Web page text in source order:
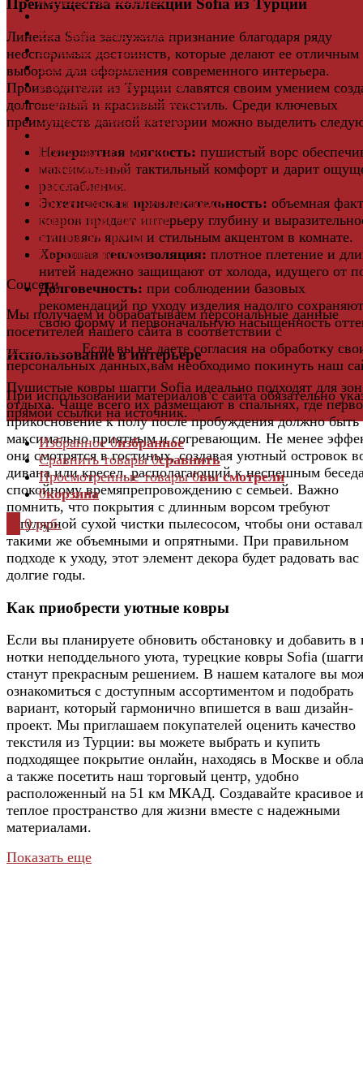
Преимущества коллекции Sofia из Турции
Линейка Sofia заслужила признание благодаря ряду
неоспоримых достоинств, которые делают ее отличным
выбором для оформления современного интерьера.
Производители из Турции славятся своим умением
долговечный и красивый текстиль. Среди ключевых
преимуществ данной категории можно выделить
Невероятная мягкость: пушистый ворс
максимальный тактильный комфорт и дарит
расслабления.
Эстетическая привлекательность: объемная
ковров придает интерьеру глубину и
становясь ярким и стильным акцентом в комнате.
Хорошая теплоизоляция: плотное плетение и
нитей надежно защищают от холода, идущего от
Долговечность: при соблюдении базовых
рекомендаций по уходу изделия надолго сохраняют
свою форму и первоначальную насыщенность
Использование в интерьере
Пушистые ковры шагги Sofia идеально подходят для зон
отдыха. Чаще всего их размещают в спальнях, где
прикосновение к полу после пробуждения должно быть
максимально приятным и согревающим. Не менее
они смотрятся в гостиных, создавая уютный островок
дивана или кресел, располагающий к неспешным
спокойному времяпрепровождению с семьей. Важно
помнить, что покрытия с длинным ворсом требуют
регулярной сухой чистки пылесосом, чтобы они
такими же объемными и опрятными. При правильном
подходе к уходу, этот элемент декора будет радовать вас
долгие годы.
Как приобрести уютные ковры
Если вы планируете обновить обстановку и добавить в
нотки неподдельного уюта, турецкие ковры Sofia
станут прекрасным решением. В нашем каталоге вы
ознакомиться с доступным ассортиментом и подобрать
вариант, который гармонично впишется в ваш дизайн-
проект. Мы приглашаем покупателей оценить качество
текстиля из Турции: вы можете выбрать и купить
подходящее покрытие онлайн, находясь в Москве и
а также посетить наш торговый центр, удобно
расположенный на 51 км МКАД. Создавайте красивое и
теплое пространство для жизни вместе с надежными
материалами.
Показать еще
Кровля
Регулируемые опоры
Ступени из ДПК
Фасадная плитка
Фасадные термопанели
Фиброцементный Сайдинг
Подложка для ламината
Плинтус
Подложка из пробки
Пробковый пол
Паркетная доска
Инженерная паркетная доска
Виниловый ламинат
Винты для ручек
Массивная доска
Соцсети
Мы получаем и обрабатываем персональные данные
посетителей нашего сайта в соответствии с
политикой . Если вы не даете согласия на обработку
персональных данных,вам необходимо покинуть наш
При использовании материалов с сайта обязательно
прямой ссылки на источник.
Избранное 0избранное
Сравнить товары 0сравнить
Просмотренные товары 0вы смотрели
0корзина
0 руб.